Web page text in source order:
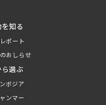
知る
ポート
おしらせ
ら選ぶ
ボジア
ンマー